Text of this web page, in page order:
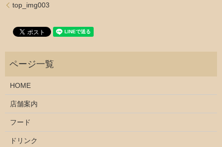
top_img003
HOME
店舗案内
フード
ドリンク